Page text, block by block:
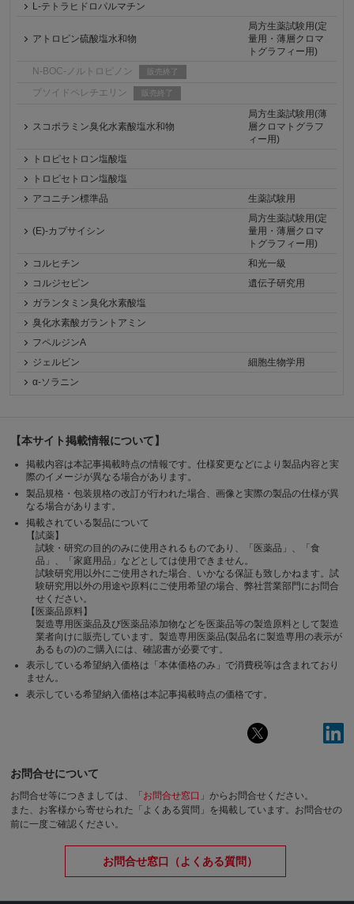
L-テトラヒドロパルマチン
アトロピン硫酸塩水和物
局方生薬試験用(定
量用・薄層クロマ
トグラフィー用)
N-BOC-ノルトロピノン
販売終了
プソイドペレチエリン 販売終了
スコポラミン臭化水素酸塩水和物
局方生薬試験用(薄
層クロマトグラフ
ィー用)
トロピセトロン塩酸塩
トロピセトロン塩酸塩
アコニチン標準品
生薬試験用
(E)-カプサイシン
局方生薬試験用(定
量用・薄層クロマ
トグラフィー用)
コルヒチン
和光一級
コルジセピン
遺伝子研究用
ガランタミン臭化水素酸塩
臭化水素酸ガラントアミン
フペルジンA
ジェルビン
細胞生物学用
α-ソラニン
【本サイト掲載情報について】
掲載内容は本記事掲載時点の情報です。仕様変更などにより製品内容と実
際のイメージが異なる場合があります。
製品規格・包装規格の改訂が行われた場合、画像と実際の製品の仕様が異
なる場合があります。
掲載されている製品について
【試薬】
試験・研究の目的のみに使用されるものであり、「医薬品」、「食
品」、「家庭用品」などとしては使用できません。
試験研究用以外にご使用された場合、いかなる保証も致しかねます。試
験研究用以外の用途や原料にご使用希望の場合、弊社営業部門にお問合
せください。
【医薬品原料】
製造専用医薬品及び医薬品添加物などを医薬品等の製造原料として製造
業者向けに販売しています。製造専用医薬品(製品名に製造専用の表示が
あるもの)のご購入には、確認書が必要です。
表示している希望納入価格は「本体価格のみ」で消費税等は含まれており
ません。
表示している希望納入価格は本記事掲載時点の価格です。
お問合せについて
お問合せ等につきましては、「 お問合せ窓口 」からお問合せください。
また、お客様から寄せられた「よくある質問」を掲載しています。お問合せの
前に一度ご確認ください。
お問合せ窓口（よくある質問）